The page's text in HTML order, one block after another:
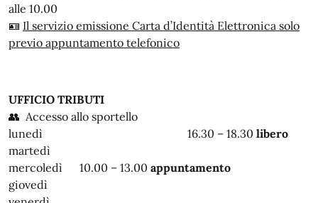
alle 10.00
🪪 Il servizio emissione Carta d’Identità Elettronica solo
previo appuntamento telefonico
UFFICIO TRIBUTI
👥 Accesso allo sportello
lunedì 16.30 – 18.30 libero
martedì
mercoledì 10.00 – 13.00 appuntamento
giovedì